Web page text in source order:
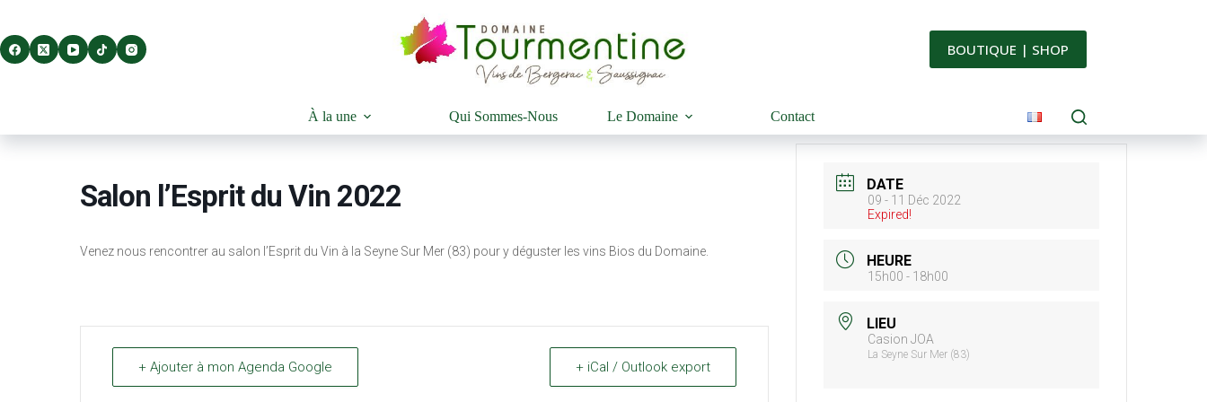
contenu
BOUTIQUE | SHOP
À la une Qui Sommes-Nous Le Domaine Contact
Salon l’Esprit du Vin 2022
Venez nous rencontrer au salon l’Esprit du Vin à la Seyne Sur Mer (83) pour y déguster les vins Bios du Domaine.
+ Ajouter à mon Agenda Google + iCal / Outlook export
DATE
09 - 11 Déc 2022
Expired!
HEURE
15h00 - 18h00
LIEU
Casion JOA
La Seyne Sur Mer (83)